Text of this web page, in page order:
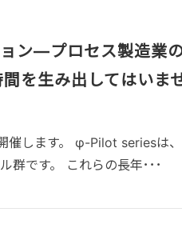
ン―プロセス製造業
を生み出してはいま
催します。 φ-Pilot seriesは
群です。 これらの長年･･･